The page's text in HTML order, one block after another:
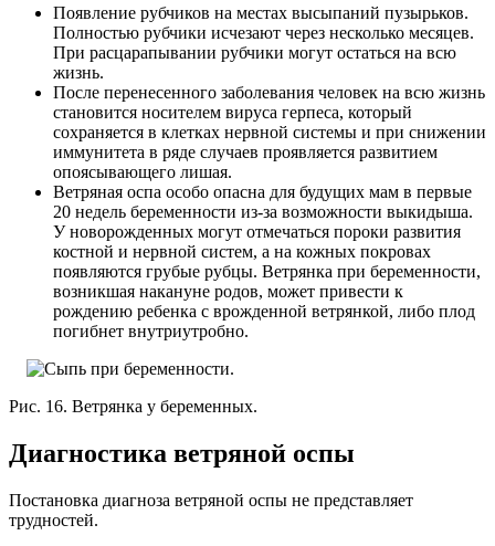
Появление рубчиков на местах высыпаний пузырьков.
Полностью рубчики исчезают через несколько месяцев.
При расцарапывании рубчики могут остаться на всю
жизнь.
После перенесенного заболевания человек на всю жизнь
становится носителем вируса герпеса, который
сохраняется в клетках нервной системы и при снижении
иммунитета в ряде случаев проявляется развитием
опоясывающего лишая.
Ветряная оспа особо опасна для будущих мам в первые
20 недель беременности из-за возможности выкидыша.
У новорожденных могут отмечаться пороки развития
костной и нервной систем, а на кожных покровах
появляются грубые рубцы. Ветрянка при беременности,
возникшая накануне родов, может привести к
рождению ребенка с врожденной ветрянкой, либо плод
погибнет внутриутробно.
Рис. 16. Ветрянка у беременных.
Диагностика ветряной оспы
Постановка диагноза ветряной оспы не представляет
трудностей.